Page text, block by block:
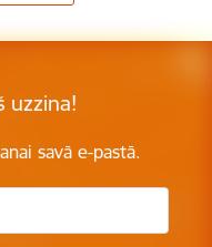
uzzina!
savā e-pastā.